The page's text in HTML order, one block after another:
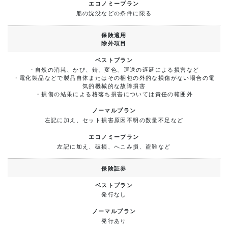
船の沈没などの条件に限る
保険適用
除外項目
・自然の消耗、かび、錆、変色、運送の遅延による損害など
・電化製品などで製品自体またはその梱包の外的な損傷がない場合の電
気的機械的な故障損害
・損傷の結果による格落ち損害については責任の範囲外
左記に加え、セット損害原因不明の数量不足など
左記に加え、破損、へこみ損、盗難など
保険証券
発行なし
発行あり